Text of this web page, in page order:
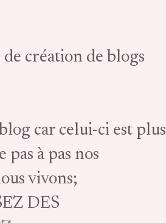
création de blogs
car celui-ci est plus
à pas nos
vivons;
DES